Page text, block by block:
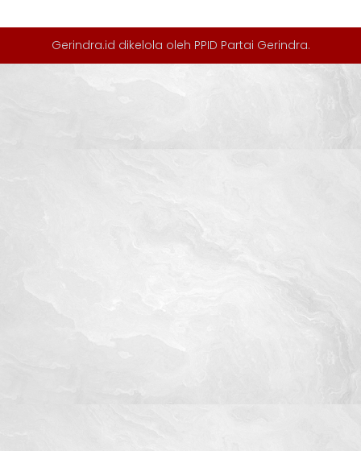
Gerindra.id dikelola oleh PPID Partai Gerindra.